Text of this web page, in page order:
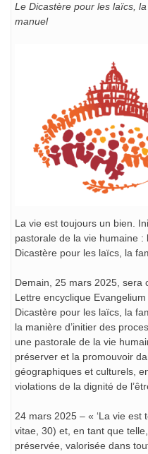
Le Dicastère pour les laïcs,
manuel
La vie est toujours un bien.
pastorale de la vie humaine
Dicastère pour les laïcs, la
Demain, 25 mars 2025, sera
Lettre encyclique
Dicastère pour les laïcs, la
la manière d’initier des
une pastorale de la vie
préserver et la promouvoir
géographiques et culturels,
violations de la dignité de
24 mars 2025 – « ‘La vie est
vitae, 30) et, en tant que
préservée, valorisée dans